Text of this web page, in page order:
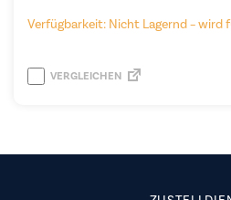
Verfügbarkeit: Nicht Lagernd – wird
VERGLEICHEN